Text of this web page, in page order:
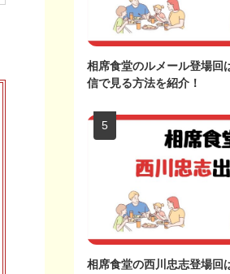
相席食堂のルメール登場回
信で見る方法を紹介！
相席食堂の西川忠志登場回